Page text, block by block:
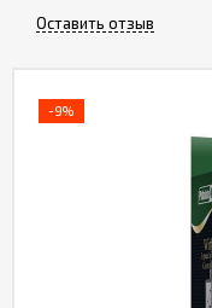
Служба
Контакты
Оставить отзыв
-9%